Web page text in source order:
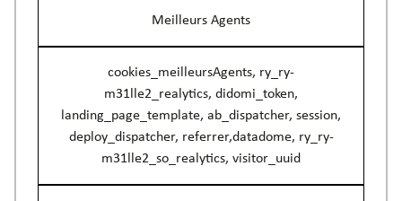
Meilleurs Agents
cookies_meilleursAgents, ry_ry-
m31lle2_realytics, didomi_token,
landing_page_template, ab_dispatcher, session,
deploy_dispatcher, referrer,datadome, ry_ry-
m31lle2_so_realytics, visitor_uuid